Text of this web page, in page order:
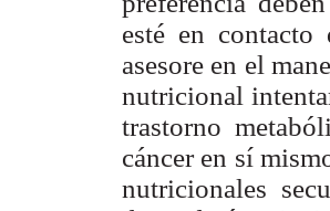
esté en
asesore en el
nutricional
trastorno
cáncer en sí
nutricionales